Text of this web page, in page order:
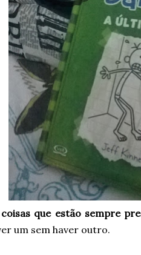
que estão sempre
um sem haver outro.